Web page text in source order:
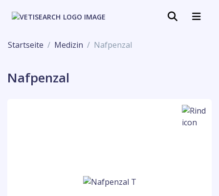
Startseite Medizin Nafpenzal
Nafpenzal